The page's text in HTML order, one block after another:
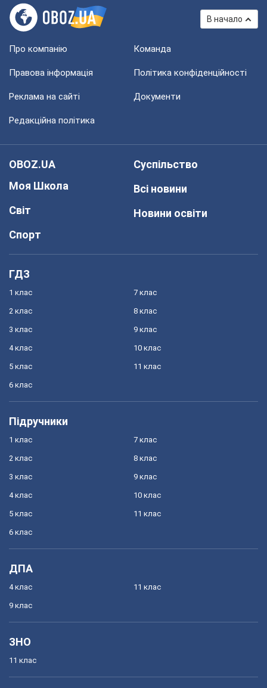
В начало
Про компанію Команда
Правова інформація Політика конфіденційності
Реклама на сайті Документи
Редакційна політика
OBOZ.UA
Моя Школа
Світ
Спорт
Суспільство
Всі новини
Новини освіти
ГДЗ
1 клас
2 клас
3 клас
4 клас
5 клас
6 клас
7 клас
8 клас
9 клас
10 клас
11 клас
Підручники
1 клас
2 клас
3 клас
4 клас
5 клас
6 клас
7 клас
8 клас
9 клас
10 клас
11 клас
ДПА
4 клас
9 клас
11 клас
ЗНО
11 клас